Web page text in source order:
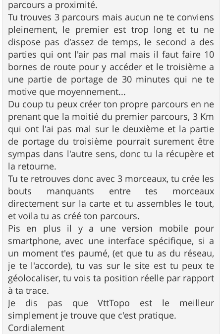
parcours a proximité.
Tu trouves 3 parcours mais aucun ne te conviens
pleinement, le premier est trop long et tu ne
dispose pas d'assez de temps, le second a des
parties qui ont l'air pas mal mais il faut faire 10
bornes de route pour y accéder et le troisième a
une partie de portage de 30 minutes qui ne te
motive que moyennement...
Du coup tu peux créer ton propre parcours en ne
prenant que la moitié du premier parcours, 3 Km
qui ont l'ai pas mal sur le deuxième et la partie
de portage du troisième pourrait surement être
sympas dans l'autre sens, donc tu la récupère et
la retourne.
Tu te retrouves donc avec 3 morceaux, tu crée les
bouts manquants entre tes morceaux
directement sur la carte et tu assembles le tout,
et voila tu as créé ton parcours.
Pis en plus il y a une version mobile pour
smartphone, avec une interface spécifique, si a
un moment t'es paumé, (et que tu as du réseau,
je te l'accorde), tu vas sur le site est tu peux te
géolocaliser, tu vois ta position réelle par rapport
à ta trace.
Je dis pas que VttTopo est le meilleur
simplement je trouve que c'est pratique.
Cordialement